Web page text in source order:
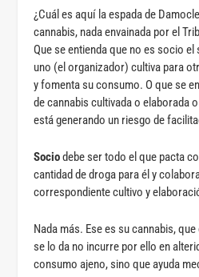
¿Cuál es aquí la espada de
cannabis, nada envainada por el
Que se entienda que no es socio
uno (el organizador) cultiva para
y fomenta su consumo. O que se
de cannabis cultivada o elaborada
está generando un riesgo de
Sociodebe ser todo el que pacta
cantidad de droga para él y
correspondiente cultivo y
Nada más. Ese es su cannabis,
se lo da no incurre por ello en
consumo ajeno, sino que ayuda